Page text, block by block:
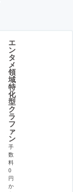
エ
ン
タ
メ
領
域
特
化
型
ク
ラ
フ
ァ
ン
手
数
料
0
円
か